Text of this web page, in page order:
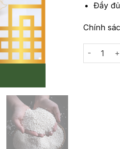
Đầy
Chính
Gạo Nếp